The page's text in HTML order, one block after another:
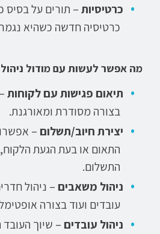
כרטיסיות– תורים על בסיס
כרטיסיה חדשה כשהיא
מה אפשר לעשות עם מודול ניהול
תיאום פגישות עם לקוחות
בצורה מסודרת ומאורגנת.
יצירת חיוב/תשלום –
התאום או בעת הגעת הלקוח,
התשלום.
ניהול משאבים – ניהול
עובדים ועוד בצורה
ניהול עובדים – שיוך